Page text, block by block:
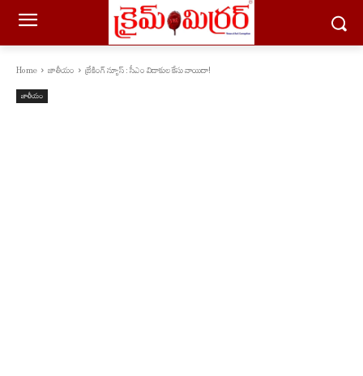
Home జాతీయం బ్రేకింగ్ న్యూస్ : సీఎం విడాకుల కేసు వాయిదా!
జాతీయం